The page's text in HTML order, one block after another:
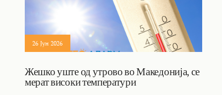
26 Јун 2026
Жешко уште од утрово во Македонија, се
мерат високи температури